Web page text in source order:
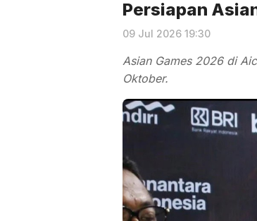
Persiapan
09 Jul 2026 19:30
Asian Games 2026 di
Oktober.